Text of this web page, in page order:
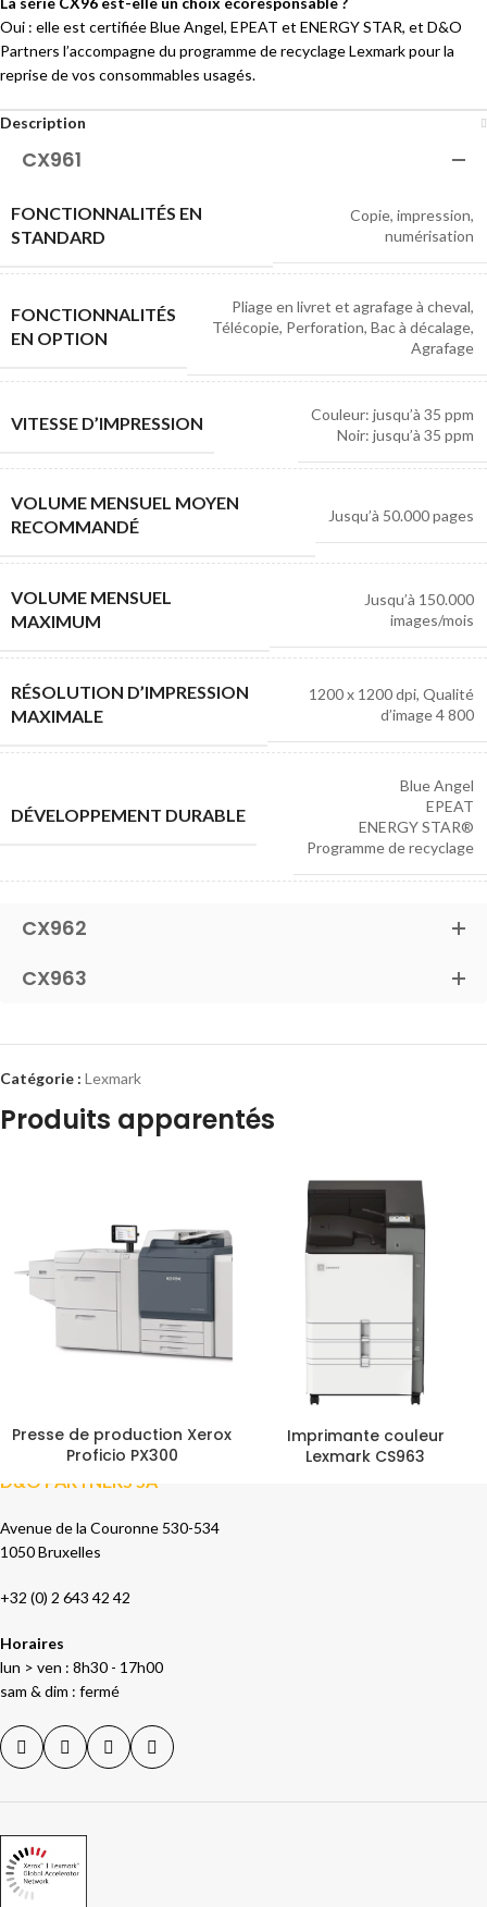
Oui : elle est certifiée Blue Angel, EPEAT et ENERGY STAR, et D&O
Partners l’accompagne du programme de recyclage Lexmark pour la
reprise de vos consommables usagés.
Description
CX961
FONCTIONNALITÉS EN
STANDARD
Copie, impression,
numérisation
FONCTIONNALITÉS
EN OPTION
Pliage en livret et agrafage à cheval,
Télécopie, Perforation, Bac à décalage,
Agrafage
VITESSE D’IMPRESSION
Couleur: jusqu’à 35 ppm
Noir: jusqu’à 35 ppm
VOLUME MENSUEL MOYEN
RECOMMANDÉ
Jusqu’à 50.000pages
VOLUME MENSUEL
MAXIMUM
Jusqu’à 150.000
images/mois
RÉSOLUTION D’IMPRESSION
MAXIMALE
1200 x 1200 dpi, Qualité
d’image 4 800
DÉVELOPPEMENT DURABLE
Blue Angel
EPEAT
ENERGY STAR®
Programme de recyclage
CX962
CX963
Catégorie : Lexmark
Produits apparentés
Presse de production Xerox
Proficio PX300
Imprimante couleur
Lexmark CS963
D&O PARTNERS SA
Avenue de la Couronne 530-534
1050 Bruxelles
+32 (0) 2 643 42 42
Horaires
lun > ven : 8h30 - 17h00
sam & dim : fermé